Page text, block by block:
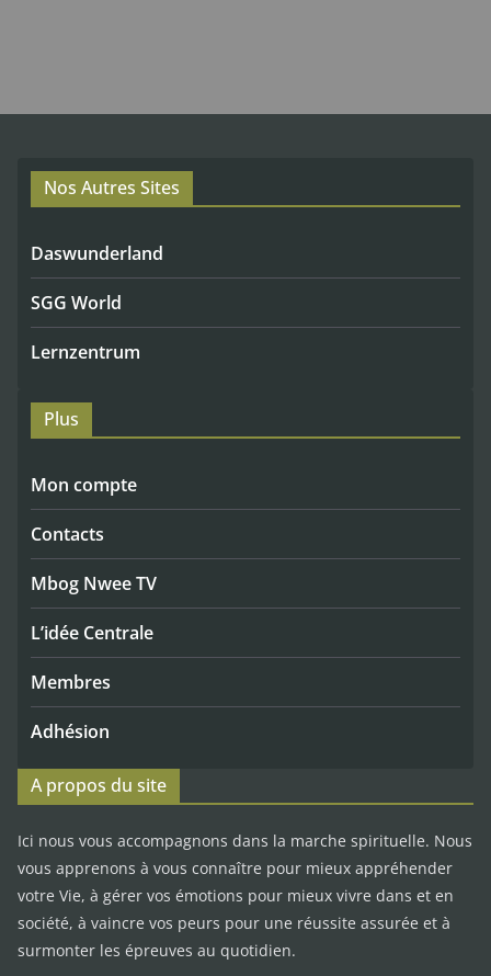
Nos Autres Sites
Daswunderland
SGG World
Lernzentrum
Plus
Mon compte
Contacts
Mbog Nwee TV
L’idée Centrale
Membres
Adhésion
A propos du site
Ici nous vous accompagnons dans la marche spirituelle. Nous
vous apprenons à vous connaître pour mieux appréhender
votre Vie, à gérer vos émotions pour mieux vivre dans et en
société, à vaincre vos peurs pour une réussite assurée et à
surmonter les épreuves au quotidien.